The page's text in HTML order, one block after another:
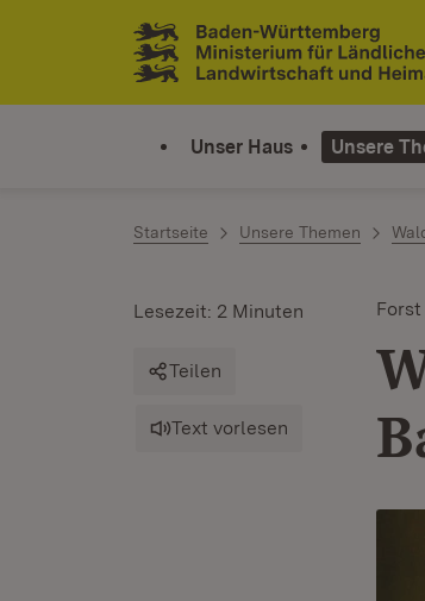
Zum Inhalt springen
Link zur Startseite
Unser Haus Unsere
Startseite Unsere Themen
Forst
Lesezeit: 2 Minuten
Teilen
Text vorlesen